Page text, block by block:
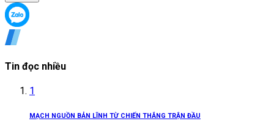
Tin đọc nhiều
1
MẠCH NGUỒN BẢN LĨNH TỪ CHIẾN THẮNG TRẬN ĐẦU